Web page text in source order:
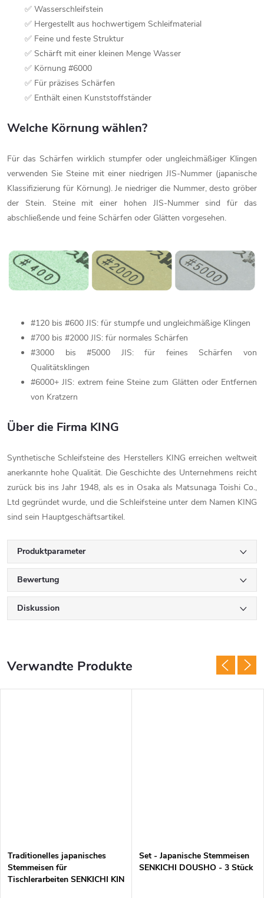
✅ Wasserschleifstein
✅ Hergestellt aus hochwertigem Schleifmaterial
✅ Feine und feste Struktur
✅ Schärft mit einer kleinen Menge Wasser
✅ Körnung #6000
✅ Für präzises Schärfen
✅ Enthält einen Kunststoffständer
Welche Körnung wählen?
Für das Schärfen wirklich stumpfer oder ungleichmäßiger Klingen
verwenden Sie Steine mit einer niedrigen JIS-Nummer (japanische
Klassifizierung für Körnung). Je niedriger die Nummer, desto gröber
der Stein. Steine mit einer hohen JIS-Nummer sind für das
abschließende und feine Schärfen oder Glätten vorgesehen.
#120 bis #600 JIS: für stumpfe und ungleichmäßige Klingen
#700 bis #2000 JIS: für normales Schärfen
#3000 bis #5000 JIS: für feines Schärfen von
Qualitätsklingen
#6000+ JIS: extrem feine Steine zum Glätten oder Entfernen
von Kratzern
Über die Firma KING
Synthetische Schleifsteine des Herstellers KING erreichen weltweit
anerkannte hohe Qualität. Die Geschichte des Unternehmens reicht
zurück bis ins Jahr 1948, als es in Osaka als Matsunaga Toishi Co.,
Ltd gegründet wurde, und die Schleifsteine unter dem Namen KING
sind sein Hauptgeschäftsartikel.
Produktparameter
Bewertung
Diskussion
Verwandte Produkte
Traditionelles japanisches
Stemmeisen für
Tischlerarbeiten SENKICHI KIN
Set - Japanische Stemmeisen
SENKICHI DOUSHO - 3 Stück